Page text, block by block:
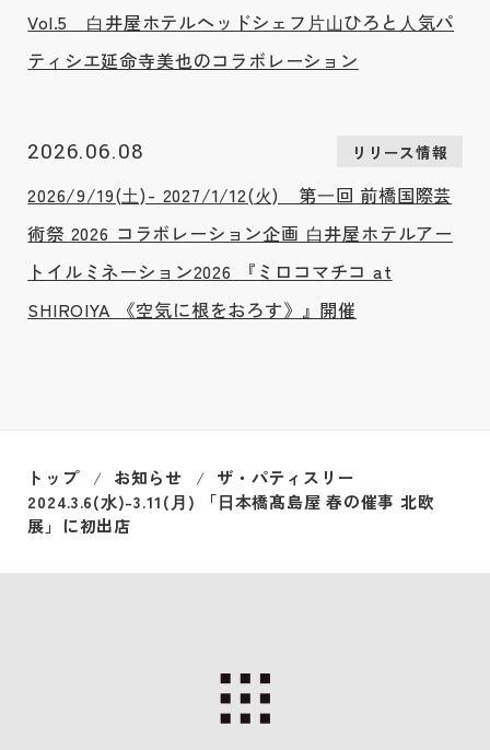
Vol.5 ⽩井屋ホテルヘッドシェフ⽚⼭ひろと⼈気パ
ティシエ延命寺美也のコラボレーション
2026.06.08 リリース情報
2026/9/19(⼟)- 2027/1/12(⽕) 第⼀回 前橋国際芸
術祭 2026 コラボレーション企画 ⽩井屋ホテルアー
トイルミネーション2026 『ミロコマチコ at
SHIROIYA 《空気に根をおろす》』開催
トップ お知らせ
ザ・パティスリー
2024.3.6(⽔)-3.11(⽉) 「⽇本橋髙島屋 春の催事 北欧
展」に初出店